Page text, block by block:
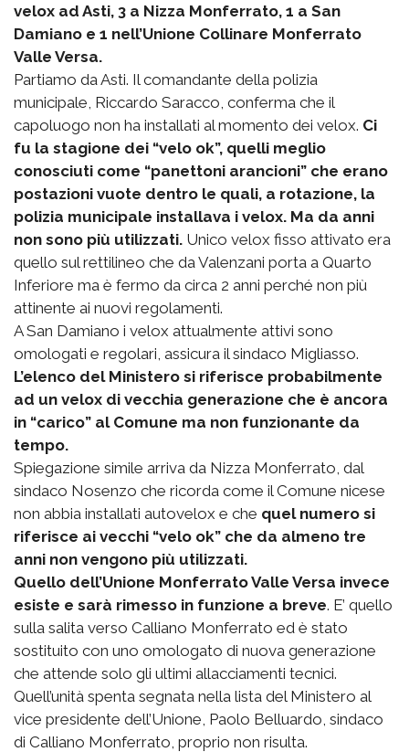
velox ad Asti, 3 a Nizza Monferrato, 1 a San
Damiano e 1 nell’Unione Collinare Monferrato
Valle Versa.
Partiamo da Asti. Il comandante della polizia
municipale, Riccardo Saracco, conferma che il
capoluogo non ha installati al momento dei velox. Ci
fu la stagione dei “velo ok”, quelli meglio
conosciuti come “panettoni arancioni” che erano
postazioni vuote dentro le quali, a rotazione, la
polizia municipale installava i velox. Ma da anni
non sono più utilizzati. Unico velox fisso attivato era
quello sul rettilineo che da Valenzani porta a Quarto
Inferiore ma è fermo da circa 2 anni perché non più
attinente ai nuovi regolamenti.
A San Damiano i velox attualmente attivi sono
omologati e regolari, assicura il sindaco Migliasso.
L’elenco del Ministero si riferisce probabilmente
ad un velox di vecchia generazione che è ancora
in “carico” al Comune ma non funzionante da
tempo.
Spiegazione simile arriva da Nizza Monferrato, dal
sindaco Nosenzo che ricorda come il Comune nicese
non abbia installati autovelox e che quel numero si
riferisce ai vecchi “velo ok” che da almeno tre
anni non vengono più utilizzati.
Quello dell’Unione Monferrato Valle Versa invece
esiste e sarà rimesso in funzione a breve. E’ quello
sulla salita verso Calliano Monferrato ed è stato
sostituito con uno omologato di nuova generazione
che attende solo gli ultimi allacciamenti tecnici.
Quell’unità spenta segnata nella lista del Ministero al
vice presidente dell’Unione, Paolo Belluardo, sindaco
di Calliano Monferrato, proprio non risulta.